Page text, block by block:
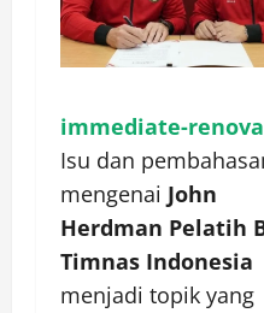
immediate-renova
Isu dan
mengenai John
Herdman Pelatih
Timnas Indonesia
menjadi topik yang